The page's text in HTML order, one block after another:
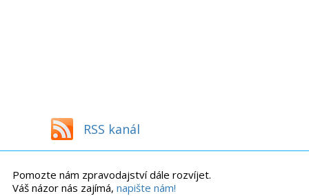
RSS kanál
Pomozte nám zpravodajství dále rozvíjet.
Váš názor nás zajímá, napište nám!